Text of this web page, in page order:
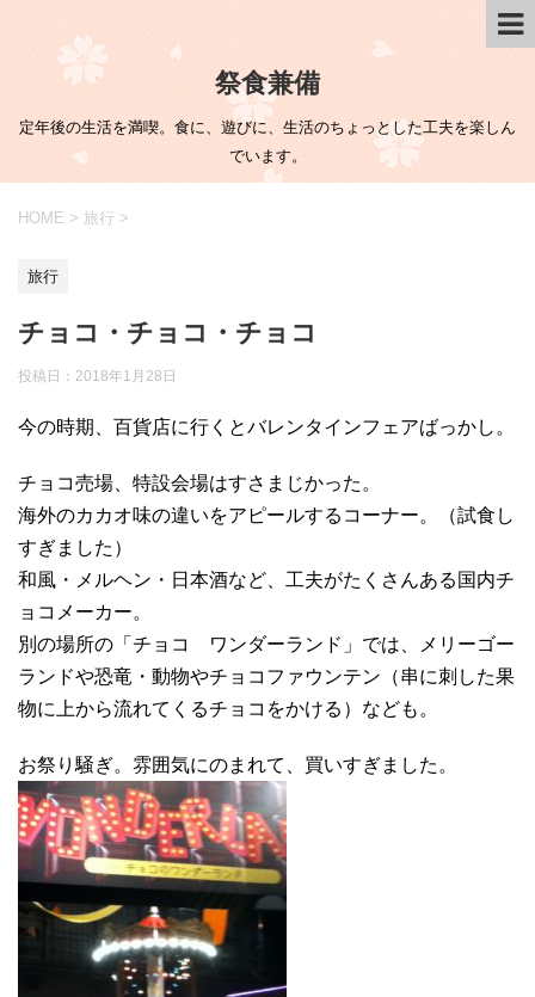
祭食兼備
定年後の生活を満喫。食に、遊びに、生活のちょっとした工夫を楽しん
でいます。
HOME > 旅行 >
旅行
チョコ・チョコ・チョコ
投稿日： 2018年1月28日
今の時期、百貨店に行くとバレンタインフェアばっかし。
チョコ売場、特設会場はすさまじかった。
海外のカカオ味の違いをアピールするコーナー。（試食し
すぎました）
和風・メルヘン・日本酒など、工夫がたくさんある国内チ
ョコメーカー。
別の場所の「チョコ ワンダーランド」では、メリーゴー
ランドや恐竜・動物やチョコファウンテン（串に刺した果
物に上から流れてくるチョコをかける）なども。
お祭り騒ぎ。雰囲気にのまれて、買いすぎました。